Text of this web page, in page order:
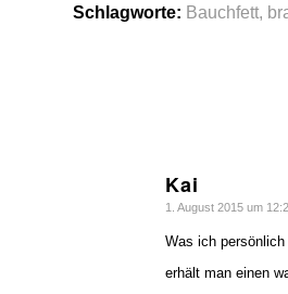
Schlagworte: Bauchfett,
Kai
sagte:
1. August 2015 um
Was ich
erhält man einen